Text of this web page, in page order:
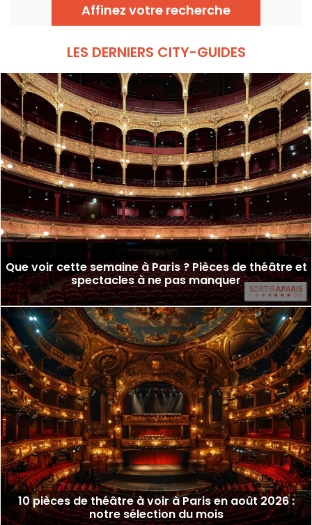
Affinez votre recherche
LES DERNIERS CITY-GUIDES
Que voir cette semaine à Paris ? Pièces de théâtre et
spectacles à ne pas manquer
10 pièces de théâtre à voir à Paris en août 2026 :
notre sélection du mois